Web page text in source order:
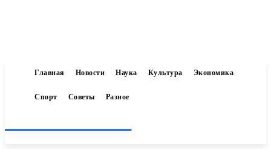
Главная Новости Наука Культура Экономика
Спорт Советы Разное